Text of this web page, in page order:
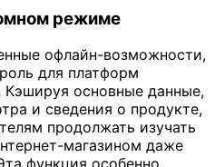
режиме
офлайн-возможности,
для платформ
основные данные,
и сведения о продукте,
продолжать изучать
магазином даже